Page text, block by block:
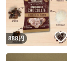
いね！
888円